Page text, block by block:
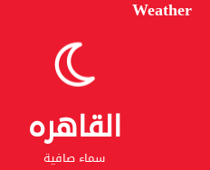
Weather
القاهره
سماء صافية